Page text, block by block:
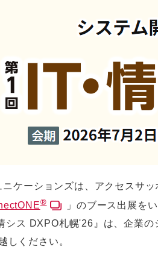
ケーションズは、アクセスサ
®
」のブース出展を
シス DXPO札幌'26』は、企業
しください。